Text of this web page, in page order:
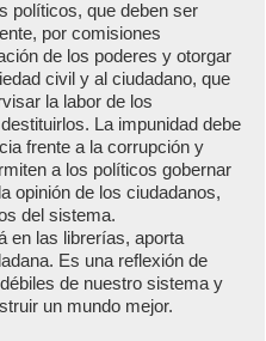
políticos, que deben ser
por comisiones
de los poderes y otorgar
civil y al ciudadano, que
la labor de los
La impunidad debe
frente a la corrupción y
a los políticos gobernar
opinión de los ciudadanos,
del sistema.
en las librerías, aporta
Es una reflexión de
de nuestro sistema y
un mundo mejor.